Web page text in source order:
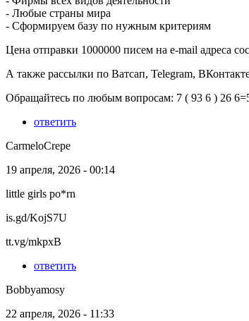
- Любые страны мира
- Сформируем базу по нужным критериям
Цена отправки 1000000 писем на e-mail адреса
А также рассылки по Ватсап, Telegram,
Обращайтесь по любым вопросам: 7 ( 93 6 ) 26
ответить
CarmeloCrepe
19 апреля, 2026 - 00:14
little girls po*rn
is.gd/KojS7U
tt.vg/mkpxB
ответить
Bobbyamosy
22 апреля, 2026 - 11:33